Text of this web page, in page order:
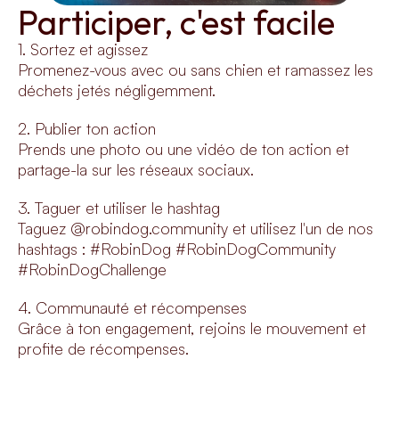
Participer, c'est facile
1. Sortez et agissez
Promenez-vous avec ou sans chien et ramassez les
déchets jetés négligemment.
2. Publier ton action
Prends une photo ou une vidéo de ton action et
partage-la sur les réseaux sociaux.
3. Taguer et utiliser le hashtag
Taguez @robindog.community et utilisez l'un de nos
hashtags : #RobinDog #RobinDogCommunity
#RobinDogChallenge
4. Communauté et récompenses
Grâce à ton engagement, rejoins le mouvement et
profite de récompenses.